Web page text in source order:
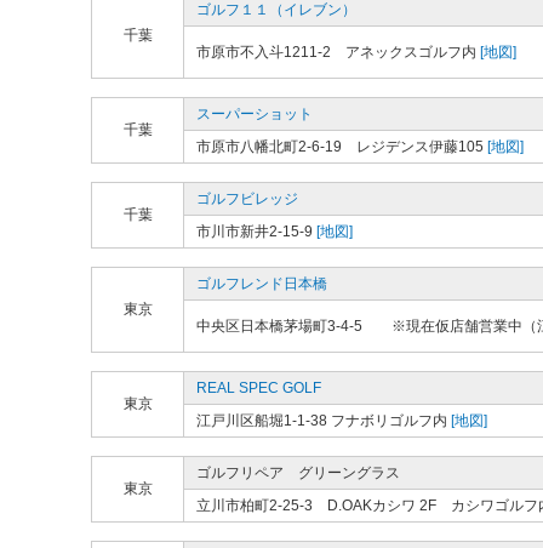
千葉
ゴルフ１１（イレブン）
市原市不入斗1211-2 アネックスゴルフ内 [地図]
千葉
スーパーショット
市原市八幡北町2-6-19 レジデンス伊藤105 [地図]
千葉
ゴルフビレッジ
市川市新井2-15-9 [地図]
東京
ゴルフレンド日本橋
中央区日本橋茅場町3-4-5 ※現在仮店舗営業中（
東京
REAL SPEC GOLF
江戸川区船堀1-1-38 フナボリゴルフ内 [地図]
東京
ゴルフリペア グリーングラス
立川市柏町2-25-3 D.OAKカシワ 2F カシワゴルフ